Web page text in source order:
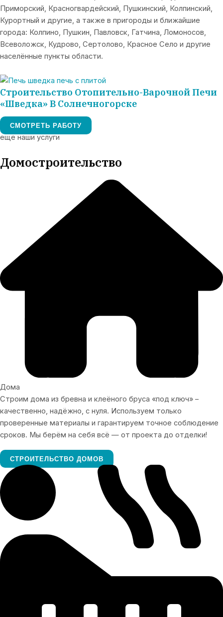
Приморский, Красногвардейский, Пушкинский, Колпинский,
Курортный и другие, а также в пригороды и ближайшие
города: Колпино, Пушкин, Павловск, Гатчина, Ломоносов,
Всеволожск, Кудрово, Сертолово, Красное Село и другие
населённые пункты области.
Строительство Отопительно-Варочной Печи
«шведка» В Солнечногорске
СМОТРЕТЬ РАБОТУ
еще наши услуги
Домостроительство
Дома
Строим дома из бревна и клеёного бруса «под ключ» –
качественно, надёжно, с нуля. Используем только
проверенные материалы и гарантируем точное соблюдение
сроков. Мы берём на себя всё — от проекта до отделки!
СТРОИТЕЛЬСТВО ДОМОВ